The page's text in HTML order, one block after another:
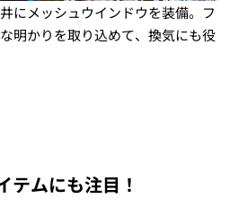
にメッシュウインドウを装備。フ
明かりを取り込めて、換気にも役
テムにも注目！